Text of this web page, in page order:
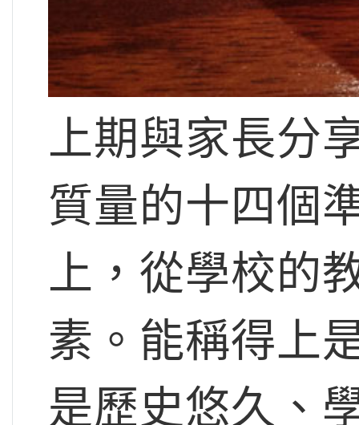
上期與家長分
質量的十四個
上，從學校的
素。能稱得上
是歷史悠久、